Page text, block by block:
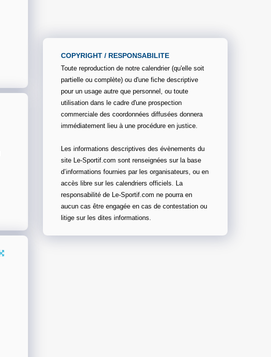
COPYRIGHT / RESPONSABILITE
Toute reproduction de notre calendrier (qu'elle soit
partielle ou complète) ou d'une fiche descriptive
pour un usage autre que personnel, ou toute
utilisation dans le cadre d'une prospection
commerciale des coordonnées diffusées donnera
immédiatement lieu à une procédure en justice.
Les informations descriptives des évènements du
site Le-Sportif.com sont renseignées sur la base
d’informations fournies par les organisateurs, ou en
accès libre sur les calendriers officiels. La
responsabilité de Le-Sportif.com ne pourra en
aucun cas être engagée en cas de contestation ou
litige sur les dites informations.